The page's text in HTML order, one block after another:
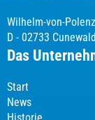
Wilhelm-von-
D - 02733
Das
Start
News